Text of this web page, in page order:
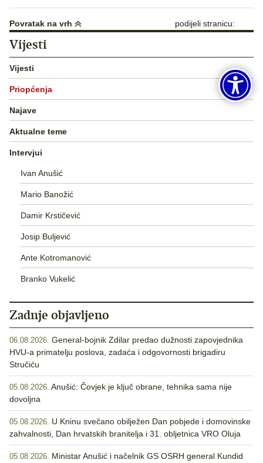
Povratak na vrh podijeli stranicu:
Vijesti
Vijesti
Priopćenja
Najave
Aktualne teme
Intervjui
Ivan Anušić
Mario Banožić
Damir Krstičević
Josip Buljević
Ante Kotromanović
Branko Vukelić
Zadnje objavljeno
06.08.2026. General-bojnik Zdilar predao dužnosti zapovjednika
HVU-a primatelju poslova, zadaća i odgovornosti brigadiru
Stručiću
05.08.2026. Anušić: Čovjek je ključ obrane, tehnika sama nije
dovoljna
05.08.2026. U Kninu svečano obilježen Dan pobjede i domovinske
zahvalnosti, Dan hrvatskih branitelja i 31. obljetnica VRO Oluja
05.08.2026. Ministar Anušić i načelnik GS OSRH general Kundid